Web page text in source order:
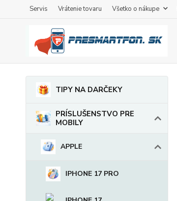
Servis Vrátenie tovaru Všetko o nákupe
TIPY NA DARČEKY
PRÍSLUŠENSTVO PRE
MOBILY
APPLE
IPHONE 17 PRO